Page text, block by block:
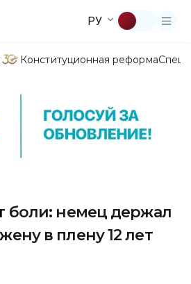
РУ
Конституционная реформа
боли: немец держал
в плену 12 лет